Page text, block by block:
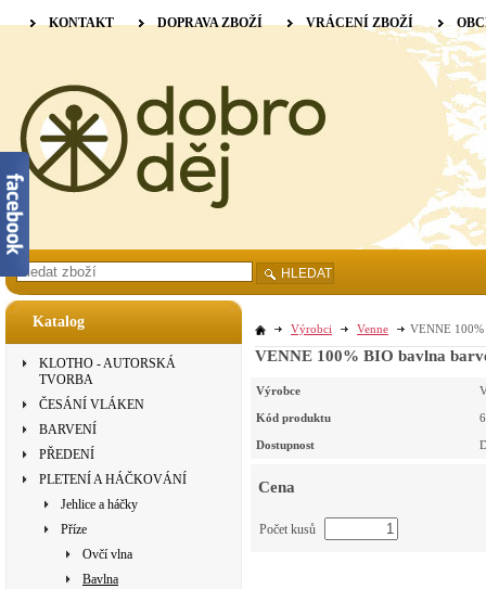
Katalog
KLOTHO - AUTORSKÁ
TVORBA
ČESÁNÍ VLÁKEN
BARVENÍ
PŘEDENÍ
PLETENÍ A HÁČKOVÁNÍ
Jehlice a háčky
Příze
Ovčí vlna
Bavlna
Výrobci Venne VENNE
VENNE 100% BIO bavlna
Výrobce
Kód produktu
Dostupnost
Cena
Počet kusů
KONTAKT DOPRAVA ZBOŽÍ VRÁCENÍ ZBOŽÍ
HLEDAT